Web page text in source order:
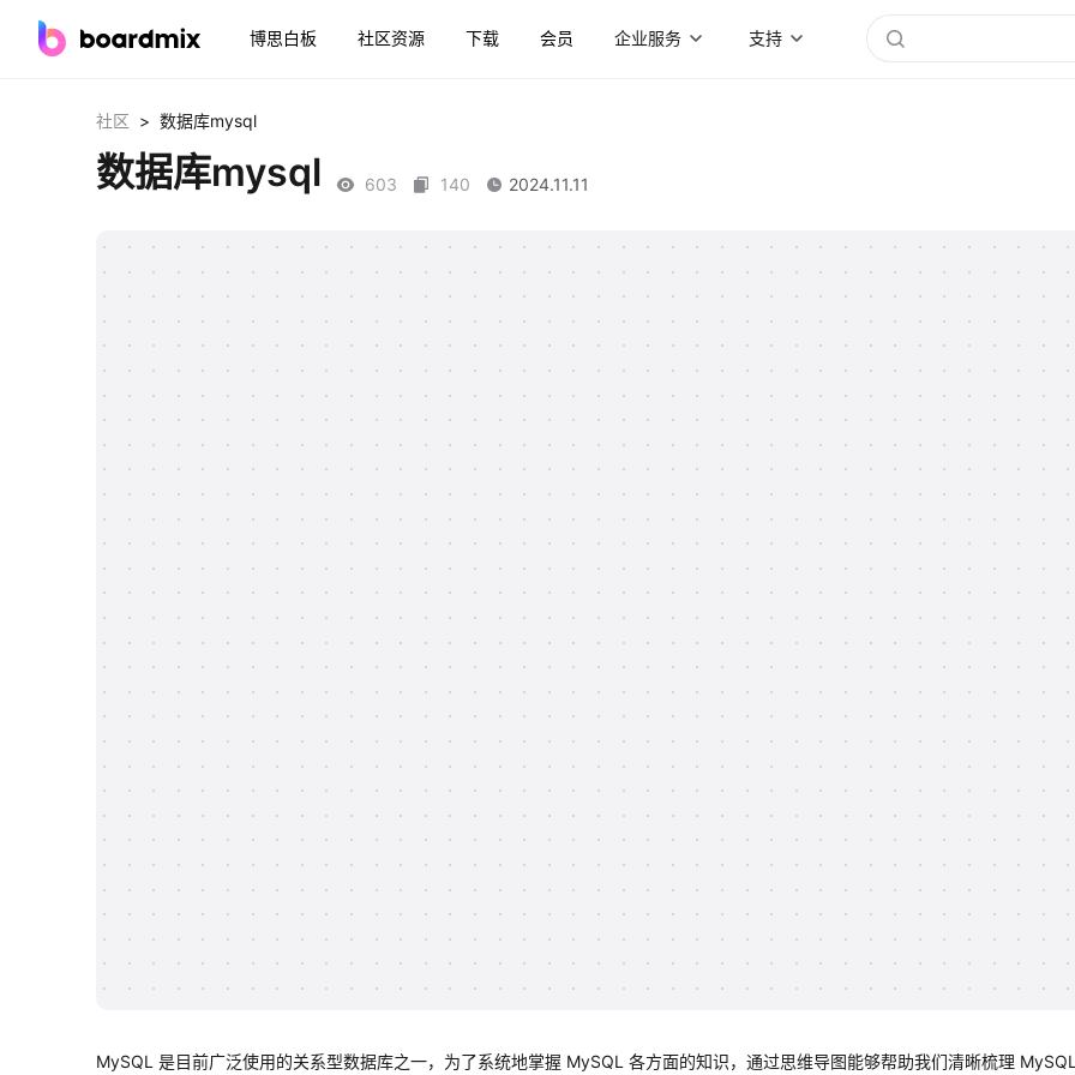
博思白板 社区资源 下载 会员 企业服务 支持
社区 > 数据库mysql
数据库mysql 603 140 2024.11.11
MySQL 是目前广泛使用的关系型数据库之一，为了系统地掌握 MySQL 各方面的知识，通过思维导图能够帮助我们清晰梳理